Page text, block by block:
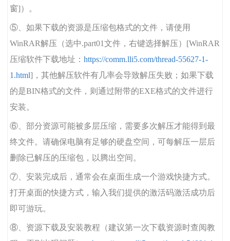
窗]）。
⑤、如果下载的资源是压缩包格式的文件，请使用
WinRAR解压（选中.part01文件，右键选择解压）[WinRAR
压缩软件下载地址： https://comm.lli5.com/thread-55627-1-
1.html]，其他解压软件有几率会导致解压失败；如果下载
的是BIN格式的文件，则通过附带的EXE格式的文件进行
安装。
⑥、部分资源可能被多层压缩，需要多次解压才能得到最
终文件。请确保电脑有足够的硬盘空间，可每解压一层后
删除已解压的压缩包，以腾出空间。
⑦、安装完成后，通常会在桌面生成一个游戏快捷方式。
打开桌面的快捷方式，输入我们提供的激活码激活成功后
即可游玩。
⑧、资源下载及安装教程（建议第一次下载资源时查阅教